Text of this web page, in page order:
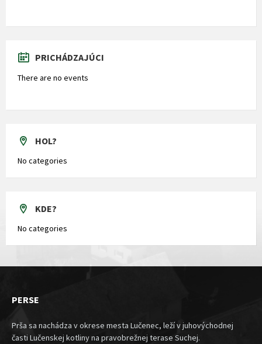
PRICHÁDZAJÚCI
There are no events
HOL?
No categories
KDE?
No categories
PERSE
Prša sa nachádza v okrese mesta Lučenec, leží v juhovýchodnej
časti Lučenskej kotliny na pravobrežnej terase Suchej.